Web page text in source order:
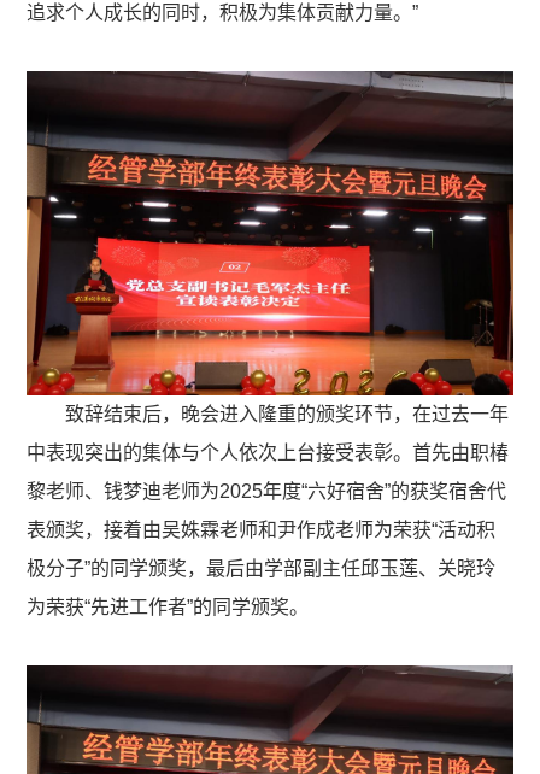
追求个人成长的同时，积极为集体贡献力量。”
致辞结束后，晚会进入隆重的颁奖环节，在过去一年
中表现突出的集体与个人依次上台接受表彰。首先由职椿
黎老师、钱梦迪老师为2025年度“六好宿舍”的获奖宿舍代
表颁奖，接着由吴姝霖老师和尹作成老师为荣获“活动积
极分子”的同学颁奖，最后由学部副主任邱玉莲、关晓玲
为荣获“先进工作者”的同学颁奖。